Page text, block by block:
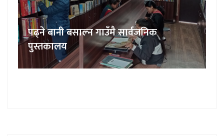
पढ्ने बानी बसाल्न गाउँमै सार्वजनिक
पुस्तकालय